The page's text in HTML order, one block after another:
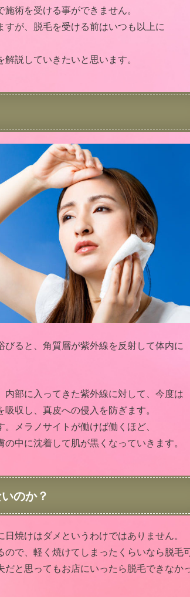
術を受ける事ができません。
が、脱毛を受ける前はいつも以上に
説していきたいと思います。
びると、角質層が紫外線を反射して体内に
部に入ってきた紫外線に対して、今度は
収し、真皮への侵入を防ぎます。
メラノサイトが働けば働くほど、
中に沈着して肌が黒くなっていきます。
のか？
焼けはダメというわけではありません。
で、軽く焼けてしまったくらいなら脱毛
と思ってもお店にいったら脱毛できなか